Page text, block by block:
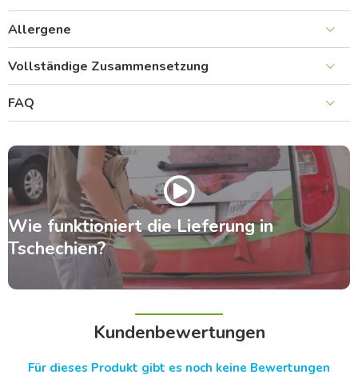
Allergene
Vollständige Zusammensetzung
FAQ
Wie funktioniert die Lieferung in
Tschechien?
Kundenbewertungen
Für dieses Produkt gibt es noch keine Bewertungen